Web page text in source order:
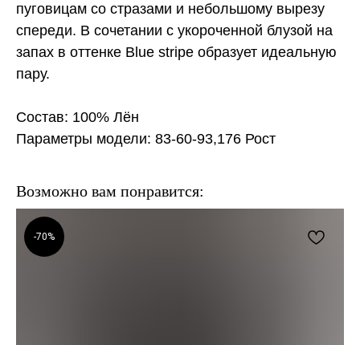
пуговицам со стразами и небольшому вырезу
спереди. В сочетании с укороченной блузой на
запах в оттенке Blue stripe образует идеальную
пару.
Состав: 100% Лён
Параметры модели: 83-60-93,176 Рост
Возможно вам понравится:
-70%